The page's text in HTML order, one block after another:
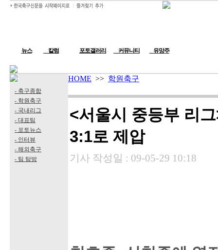
뉴스 칼럼 포토갤러리 커뮤니티 유망주
- 축구종합
- 학원축구
- 국내리그
- 대표팀
- 포토뉴스
- 인터뷰
- 해외축구
- 팀 탐방
HOME >> 학원축구
<서울시 중등부 리
3:1로 제압
기사 작성일 : 09-05-29 10:18